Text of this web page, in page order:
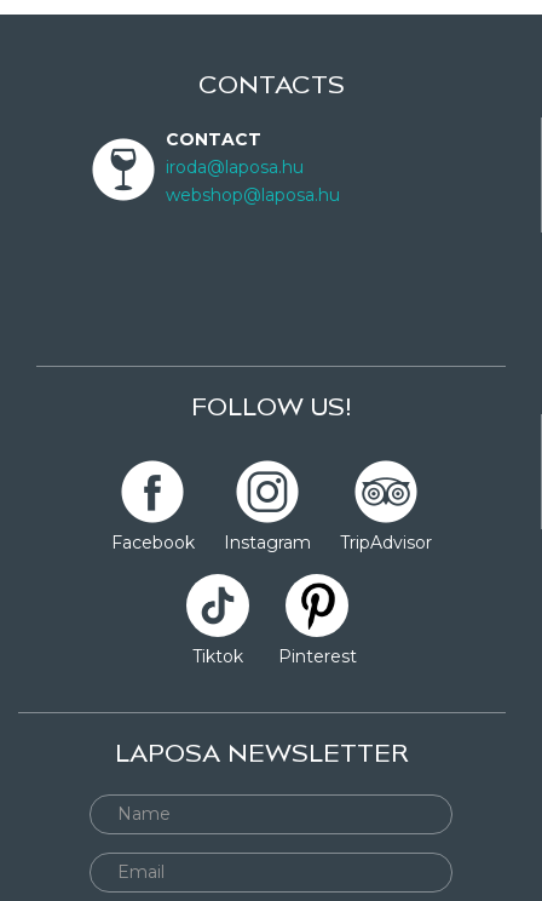
CONTACTS
CONTACT
iroda@laposa.hu
webshop@laposa.hu
FOLLOW US!
Facebook Instagram TripAdvisor
Tiktok Pinterest
LAPOSA NEWSLETTER